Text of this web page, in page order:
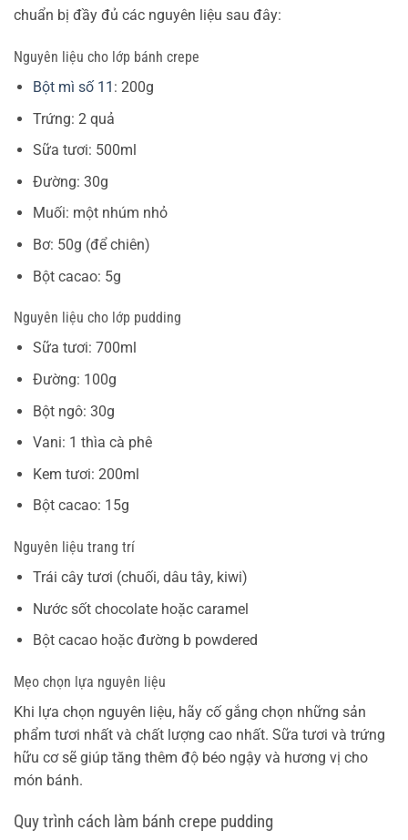
chuẩn bị đầy đủ các nguyên liệu sau đây:
Nguyên liệu cho lớp bánh crepe
Bột mì số 11 : 200g
Trứng: 2 quả
Sữa tươi: 500ml
Đường: 30g
Muối: một nhúm nhỏ
Bơ: 50g (để chiên)
Bột cacao: 5g
Nguyên liệu cho lớp pudding
Sữa tươi: 700ml
Đường: 100g
Bột ngô: 30g
Vani: 1 thìa cà phê
Kem tươi: 200ml
Bột cacao: 15g
Nguyên liệu trang trí
Trái cây tươi (chuối, dâu tây, kiwi)
Nước sốt chocolate hoặc caramel
Bột cacao hoặc đường b powdered
Mẹo chọn lựa nguyên liệu
Khi lựa chọn nguyên liệu, hãy cố gắng chọn những sản
phẩm tươi nhất và chất lượng cao nhất. Sữa tươi và trứng
hữu cơ sẽ giúp tăng thêm độ béo ngậy và hương vị cho
món bánh.
Quy trình cách làm bánh crepe pudding